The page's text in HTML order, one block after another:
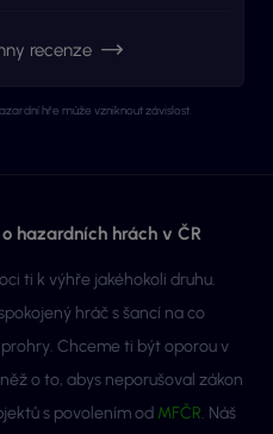
recenze
hře může vzniknout závislost.
hazardních hrách v ČR
ti k výhře jakéhokoli druhu.
hráč s šancí na co
Chceme ti být oporou v
o to, abys neporušoval zákon
s povolením od MFČR. Náš